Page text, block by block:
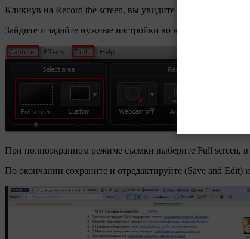
Кликнув на Record the screen, вы увидите панель до начала
Зайдите и задайте нужные настройки во вкладках Capture
При полноэкранном режиме съемки выберите Full screen,
По окончании сохраните и отредактируйте (Save and Edit)